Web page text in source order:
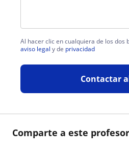
Comparte a este profesor
Al hacer clic en cualquiera de los dos
aviso legal y de privacidad
Contactar